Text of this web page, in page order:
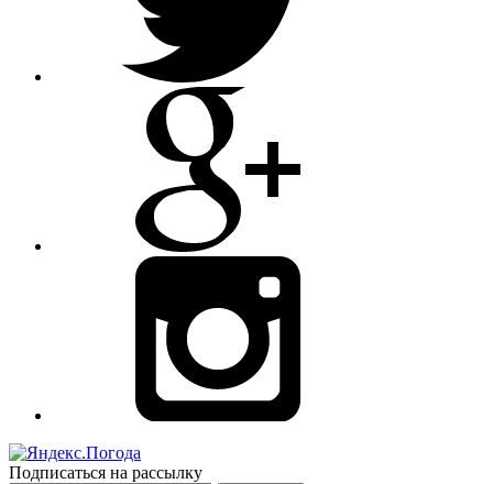
Подписаться на рассылку